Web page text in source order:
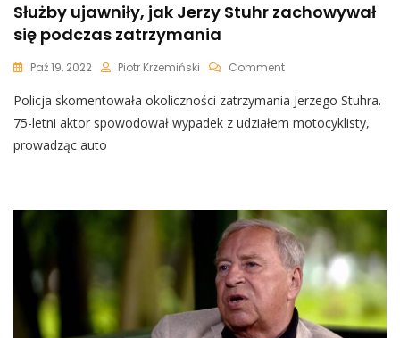
Służby ujawniły, jak Jerzy Stuhr zachowywał
się podczas zatrzymania
Paź 19, 2022 Piotr Krzemiński CommentOn
Ujawniły,
Jak
Zatrzymania
Policja skomentowała okoliczności zatrzymania Jerzego Stuhra.
75-letni aktor spowodował wypadek z udziałem motocyklisty,
prowadząc auto